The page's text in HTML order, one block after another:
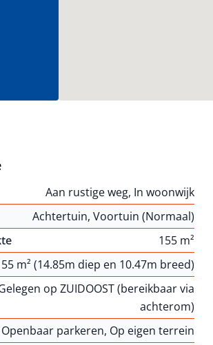
Aan rustige weg, In woonwijk
Achtertuin, Voortuin (Normaal)
155 m²
m² (14.85m diep en 10.47m breed)
op ZUIDOOST (bereikbaar via
achterom)
Openbaar parkeren, Op eigen terrein